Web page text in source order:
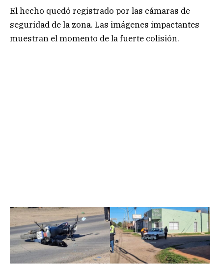
El hecho quedó registrado por las cámaras de
seguridad de la zona. Las imágenes impactantes
muestran el momento de la fuerte colisión.